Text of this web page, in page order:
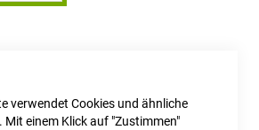
verwendet Cookies und ähnliche
Mit einem Klick auf "Zustimmen"
XL